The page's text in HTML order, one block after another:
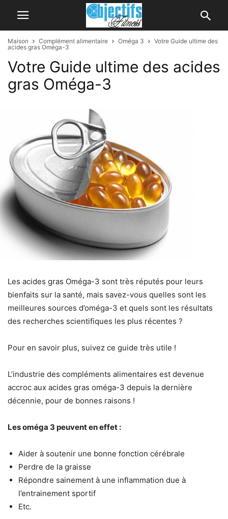
Maison Complément alimentaire Oméga 3
Votre Guide ultime des
acides gras Oméga-3
Votre Guide ultime des acides
gras Oméga-3
Les acides gras Oméga-3 sont très réputés pour leurs
bienfaits sur la santé, mais savez-vous quelles sont les
meilleures sources d’oméga-3 et quels sont les résultats
des recherches scientifiques les plus récentes ?
Pour en savoir plus, suivez ce guide très utile !
L’industrie des compléments alimentaires est devenue
accroc aux acides gras oméga-3 depuis la dernière
décennie, pour de bonnes raisons !
Les oméga 3 peuvent en effet :
Aider à soutenir une bonne fonction cérébrale
Perdre de la graisse
Répondre sainement à une inflammation due à
l’entrainement sportif
Etc.